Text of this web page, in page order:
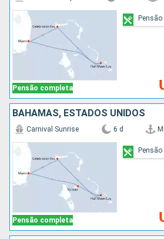
Pensão completa
Pensão
BAHAMAS, ESTADOS UNIDOS
Pensão completa
Carnival Sunrise 6 d
Pensão